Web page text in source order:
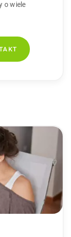
o wiele